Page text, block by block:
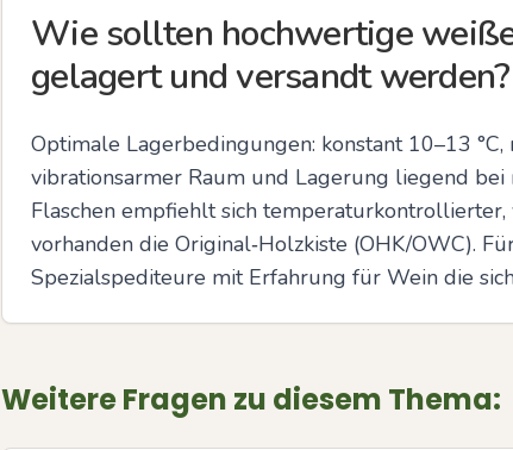
Wie sollten hochwertige
gelagert und versandt werden?
Optimale Lagerbedingungen: konstant 10–13
vibrationsarmer Raum und Lagerung liegend
Flaschen empfiehlt sich
vorhanden die Original‑Holzkiste (OHK/OWC).
Spezialspediteure mit Erfahrung für Wein die
Weitere Fragen zu diesem Thema: